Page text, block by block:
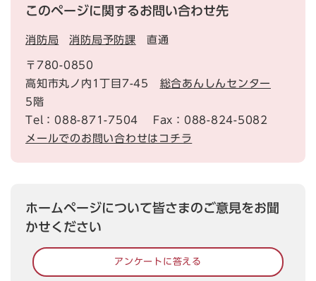
このページに関するお問い合わせ先
消防局 消防局予防課 直通
〒780-0850
高知市丸ノ内1丁目7-45 総合あんしんセンター
5階
Tel：088-871-7504
Fax：088-824-5082
メールでのお問い合わせはコチラ
ホームページについて皆さまのご意見をお聞
かせください
アンケートに答える